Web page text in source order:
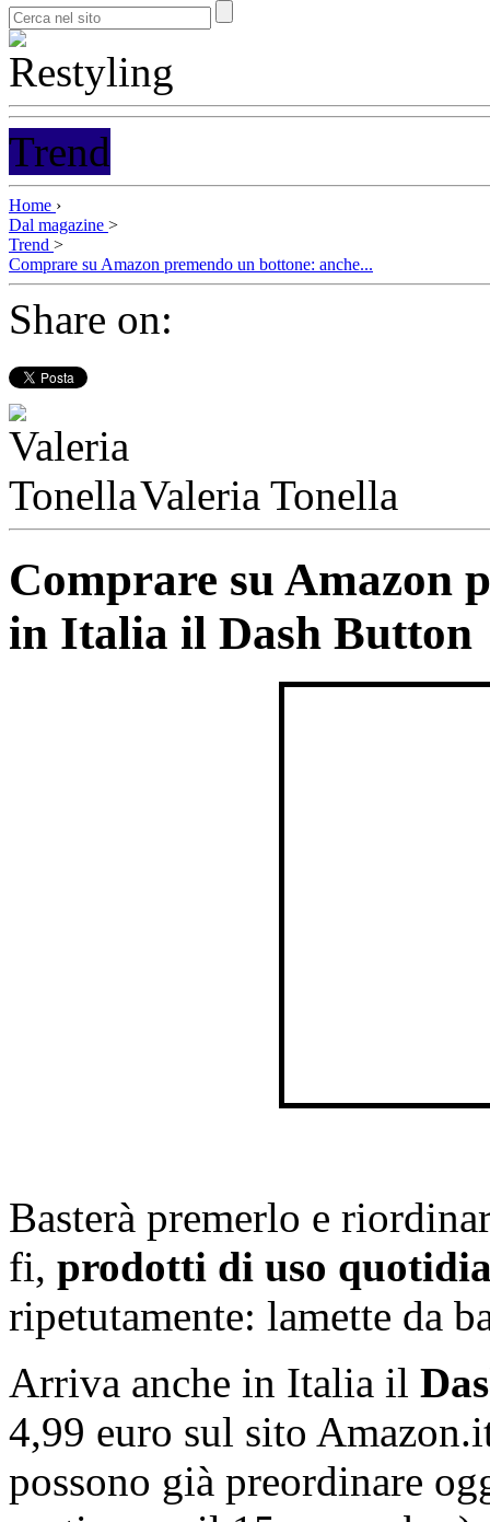
Trend
Home ›
Dal magazine >
Trend >
Comprare su Amazon premendo un bottone: anche...
Share on:
Valeria Tonella
Comprare su Amazon
in Italia il Dash Button
Basterà premerlo e
fi, prodotti di uso
ripetutamente: lamette da
Arriva anche in Italia il
4,99 euro sul sito
possono già preordinare